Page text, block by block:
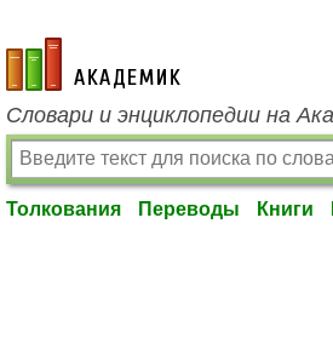
academic.ru
Словари и энциклопедии на
Толкования Переводы Книги